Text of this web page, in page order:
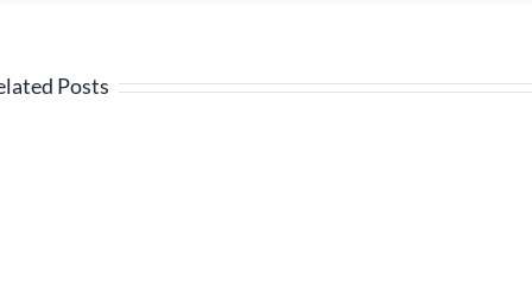
Posts